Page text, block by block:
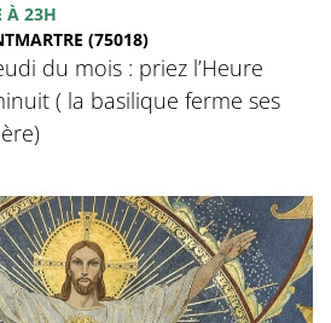
À 23H
(75018)
du mois : priez l’Heure
( la basilique ferme ses